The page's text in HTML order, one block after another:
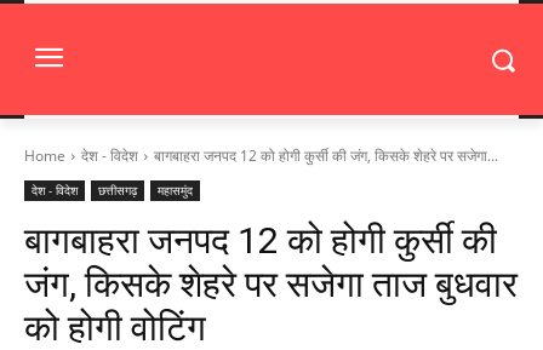
Home देश - विदेश बागबाहरा जनपद 12 को होगी कुर्सी की जंग, किसके शेहरे पर सजेगा...
देश - विदेश छत्तीसगढ़ महासमुंद
बागबाहरा जनपद 12 को होगी कुर्सी की
जंग, किसके शेहरे पर सजेगा ताज बुधवार
को होगी वोटिंग